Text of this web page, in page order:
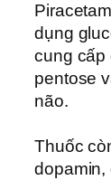
dụng
cung cấp
pentose
não.
Thuốc
dopamin,